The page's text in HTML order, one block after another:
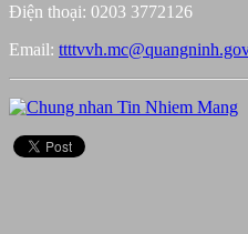
Điện thoại: 0203 3772126
Email: